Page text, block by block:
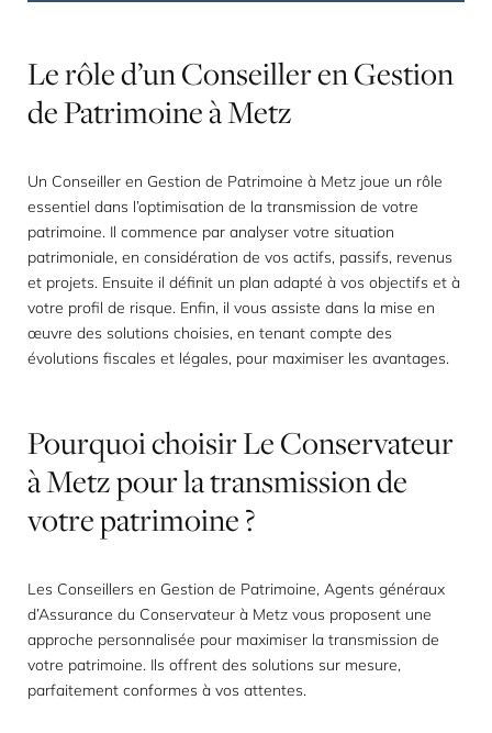
Lerôled’unConseillerenGestion
dePatrimoineàMetz
Un Conseiller en Gestion de Patrimoine à Metz joue un rôle
essentiel dans l’optimisation de la transmission de votre
patrimoine. Il commence par analyser votre situation
patrimoniale, en considération de vos actifs, passifs, revenus
et projets. Ensuite il définit un plan adapté à vos objectifs et à
votre profil de risque. Enfin, il vous assiste dans la mise en
œuvre des solutions choisies, en tenant compte des
évolutions fiscales et légales, pour maximiser les avantages.
PourquoichoisirLeConservateur
àMetzpourlatransmissionde
votrepatrimoine?
Les Conseillers en Gestion de Patrimoine, Agents généraux
d’Assurance du Conservateur à Metz vous proposent une
approche personnalisée pour maximiser la transmission de
votre patrimoine. Ils offrent des solutions sur mesure,
parfaitement conformes à vos attentes.